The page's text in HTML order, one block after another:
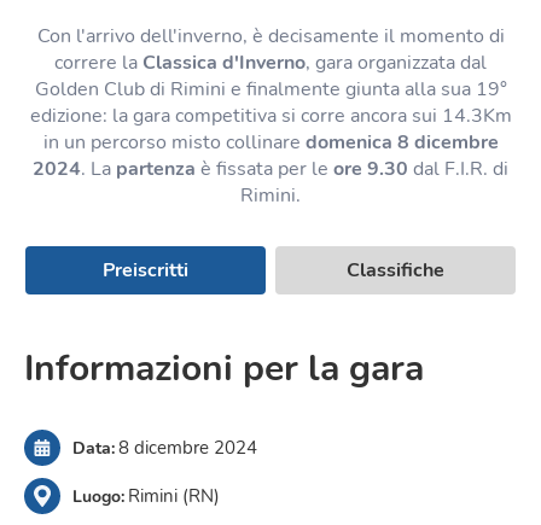
Con l'arrivo dell'inverno, è decisamente il momento di
correre la Classica d'Inverno, gara organizzata dal
Golden Club di Rimini e finalmente giunta alla sua 19°
edizione: la gara competitiva si corre ancora sui 14.3Km
in un percorso misto collinare domenica 8 dicembre
2024. La partenza è fissata per le ore 9.30 dal F.I.R. di
Rimini.
Preiscritti Classifiche
Informazioni per la gara
Data:8 dicembre 2024
Luogo: Rimini (RN)